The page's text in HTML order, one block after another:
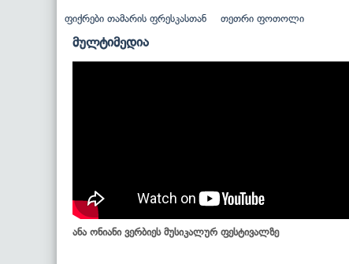
ფიქრები თამარის ფრესკასთან თეთრი ფოთოლი
მულტიმედია
ანა ონიანი ვერბიეს მუსიკალურ ფესტივალზე